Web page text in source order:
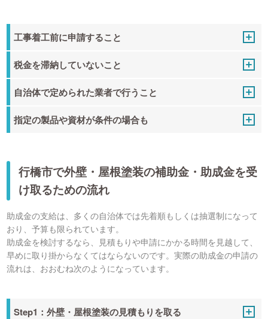
工事着工前に申請すること
税金を滞納していないこと
自治体で定められた業者で行うこと
指定の製品や資材が条件の場合も
行橋市で外壁・屋根塗装の補助金・助成金を受
け取るための流れ
助成金の支給は、多くの自治体では先着順もしくは抽選制になって
おり、予算も限られています。
助成金を検討するなら、見積もりや申請にかかる時間を見越して、
早めに取り掛からなくてはならないのです。実際の助成金の申請の
流れは、おおむね次のようになっています。
Step1：外壁・屋根塗装の見積もりを取る